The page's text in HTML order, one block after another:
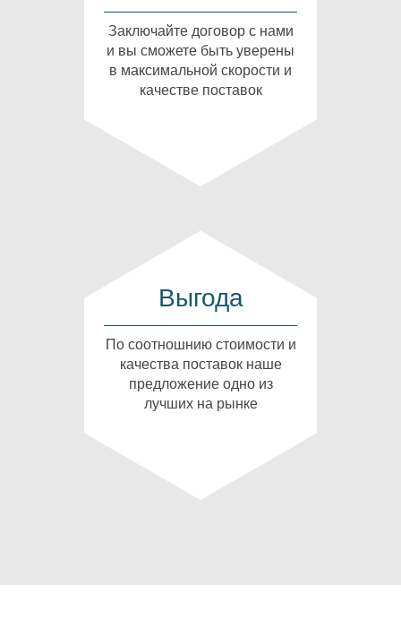
Заключайте договор с нами
и вы сможете быть уверены
в максимальной скорости и
качестве поставок
Выгода
По соотношнию стоимости и
качества поставок наше
предложение одно из
лучших на рынке